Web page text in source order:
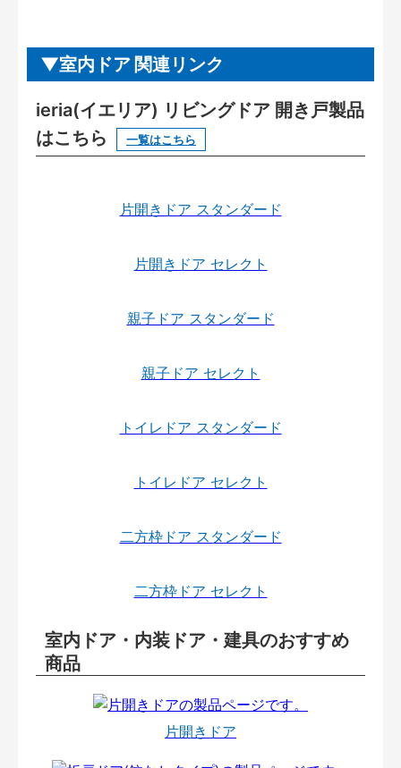
室内ドア 関連リンク
ieria(イエリア) リビングドア 開き戸製品
はこちら
一覧はこちら
片開きドア スタンダード
片開きドア セレクト
親子ドア スタンダード
親子ドア セレクト
トイレドア スタンダード
トイレドア セレクト
二方枠ドア スタンダード
二方枠ドア セレクト
室内ドア・内装ドア・建具のおすすめ
商品
片開きドア